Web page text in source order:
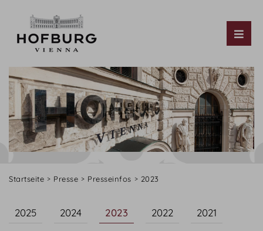
Startseite Presse Presseinfos 2023
2025 2024 2023 2022 2021